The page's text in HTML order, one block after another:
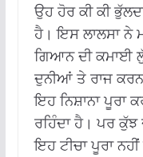
ਉਹ ਹੋਰ ਕੀ ਕੀ
ਹੈ। ਇਸ ਲਾਲਸਾ
ਗਿਆਨ ਦੀ ਕਮਾਈ
ਦੁਨੀਆਂ ਤੇ ਰਾਜ ਕਰਨ
ਇਹ ਨਿਸ਼ਾਨਾ ਪੂਰਾ
ਰਹਿੰਦਾ ਹੈ। ਪਰ ਕੁੱਝ
ਇਹ ਟੀਚਾ ਪੂਰਾ